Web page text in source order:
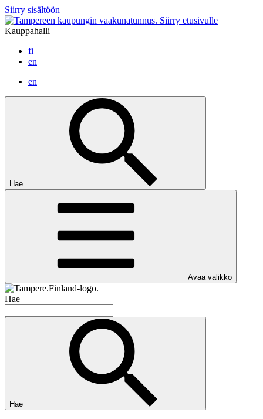
Siirry sisältöön
Siirry etusivulle
Kauppahalli
fi
en
en
Hae
Avaa valikko
Hae
Hae